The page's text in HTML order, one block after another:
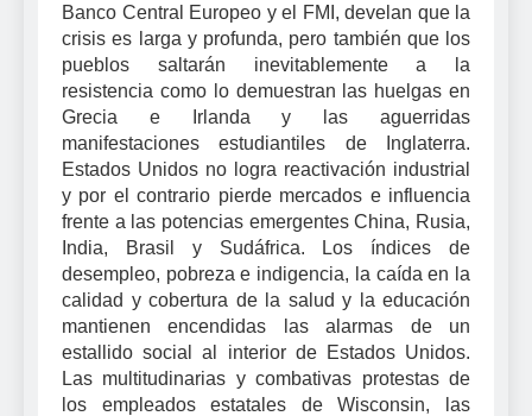
Banco Central Europeo y el FMI, develan que la
crisis es larga y profunda, pero también que los
pueblos saltarán inevitablemente a la
resistencia como lo demuestran las huelgas en
Grecia e Irlanda y las aguerridas
manifestaciones estudiantiles de Inglaterra.
Estados Unidos no logra reactivación industrial
y por el contrario pierde mercados e influencia
frente a las potencias emergentes China, Rusia,
India, Brasil y Sudáfrica. Los índices de
desempleo, pobreza e indigencia, la caída en la
calidad y cobertura de la salud y la educación
mantienen encendidas las alarmas de un
estallido social al interior de Estados Unidos.
Las multitudinarias y combativas protestas de
los empleados estatales de Wisconsin, las